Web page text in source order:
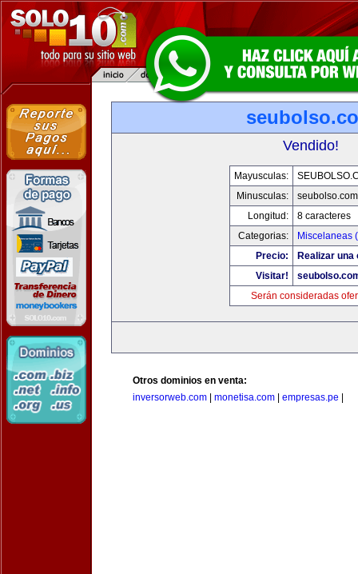
Vendido!
Mayusculas:
Minusculas:
seubolso.com
Longitud:
8 caracteres
Categorias:
Miscelaneas
Precio:
Realizar una
Visitar!
Serán consideradas
Otros dominios en venta:
inversorweb.com
monetisa.com empresas.pe